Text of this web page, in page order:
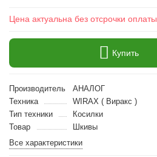
Цена актуальна без отсрочки оплаты
Купить
Производитель
АНАЛОГ
Техника
WIRAX ( Виракс )
Тип техники
Косилки
Товар
Шкивы
Все характеристики